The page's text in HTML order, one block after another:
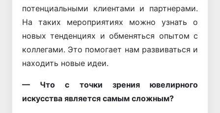
потенциальными клиентами и партнерами.
На таких мероприятиях можно узнать о
новых тенденциях и обменяться опытом с
коллегами. Это помогает нам развиваться и
находить новые идеи.
— Что с точки зрения ювелирного
искусства является самым сложным?